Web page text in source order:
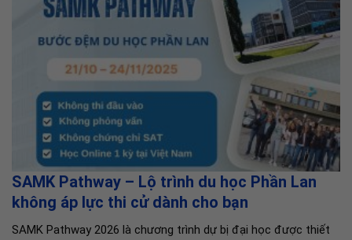
SAMK Pathway – Lộ trình du học Phần Lan
không áp lực thi cử dành cho bạn
SAMK Pathway 2026 là chương trình dự bị đại học được thiết